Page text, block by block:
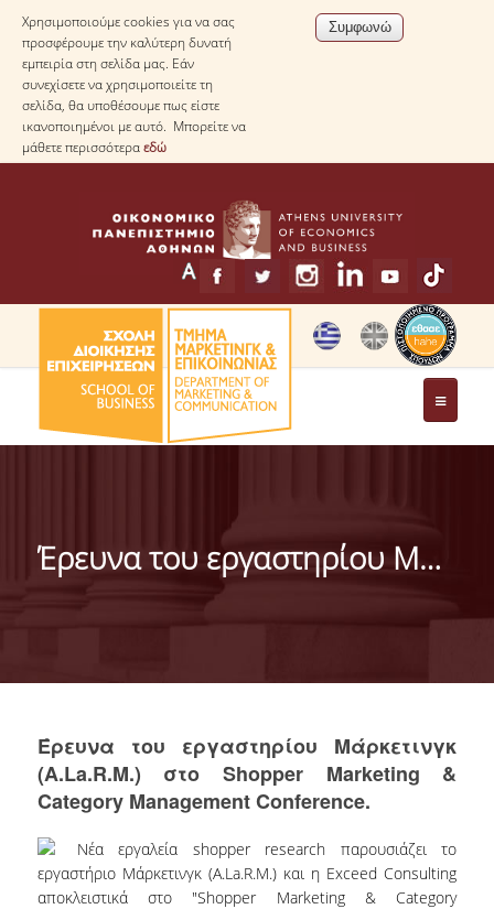
Χρησιμοποιούμε cookies για να σας
προσφέρουμε την καλύτερη δυνατή
εμπειρία στη σελίδα μας. Εάν
συνεχίσετε να χρησιμοποιείτε τη
σελίδα, θα υποθέσουμε πως είστε
ικανοποιημένοι με αυτό. Μπορείτε να
μάθετε περισσότεραεδώ
ΤΟ ΤΜΗΜΑ
ΜΑΡΚΕΤΙΝΓΚ & ΕΠΙΚΟΙΝΩΝΙΑ
ΟΡΑΜΑ, ΑΠΟΣΤΟΛΗ, ΑΞΙΕΣ, ΙΣΤΟΡΙΑ ΤΟΥ
ΜΕ ΜΙΑ ΜΑΤΙΑ
ΑΝΘΡΩΠΙΝΟ ΔΥΝΑΜΙΚΟ
ΜΕΛΗ ΔΕΠ
Έρευνα του εργαστηρίου Μάρκετινγκ (A.La.R.M.) στο Shopper Marketing & Category Management Conference.
Έρευνα του εργαστηρίου Μάρκετινγκ
(A.La.R.M.) στο Shopper Marketing &
Category Management Conference.
Νέα εργαλεία shopper research παρουσιάζει το
εργαστήριο Μάρκετινγκ (Α.La.R.M.) και η Exceed Consulting
αποκλειστικά στο "Shopper Marketing & Category